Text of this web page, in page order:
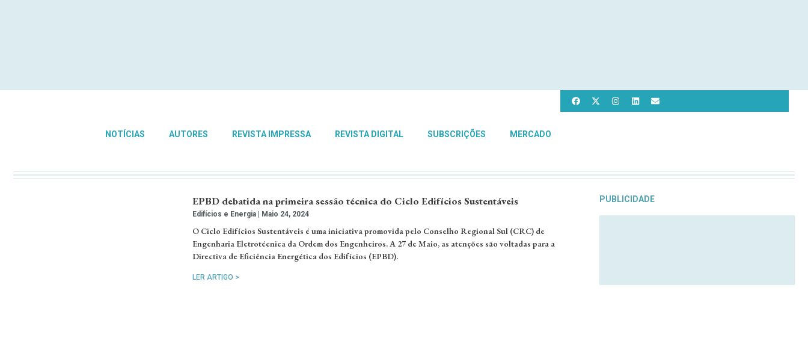
NOTÍCIAS AUTORES REVISTA IMPRESSA REVISTA DIGITAL SUBSCRIÇÕES MERCADO
EPBD debatida na primeira sessão técnica do Ciclo Edifícios Sustentáveis
Edifícios e Energia Maio 24, 2024
O Ciclo Edifícios Sustentáveis é uma iniciativa promovida pelo Conselho Regional Sul (CRC) de
Engenharia Eletrotécnica da Ordem dos Engenheiros. A 27 de Maio, as atenções são voltadas para a
Directiva de Eficiência Energética dos Edifícios (EPBD).
LER ARTIGO >
PUBLICIDADE